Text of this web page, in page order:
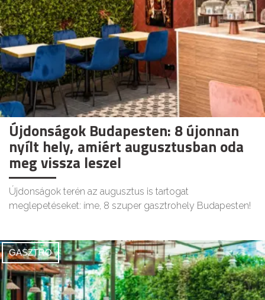
Újdonságok Budapesten: 8 újonnan
nyílt hely, amiért augusztusban oda
meg vissza leszel
Újdonságok terén az augusztus is tartogat
meglepetéseket: íme, 8 szuper gasztrohely Budapesten!
GASZTRO